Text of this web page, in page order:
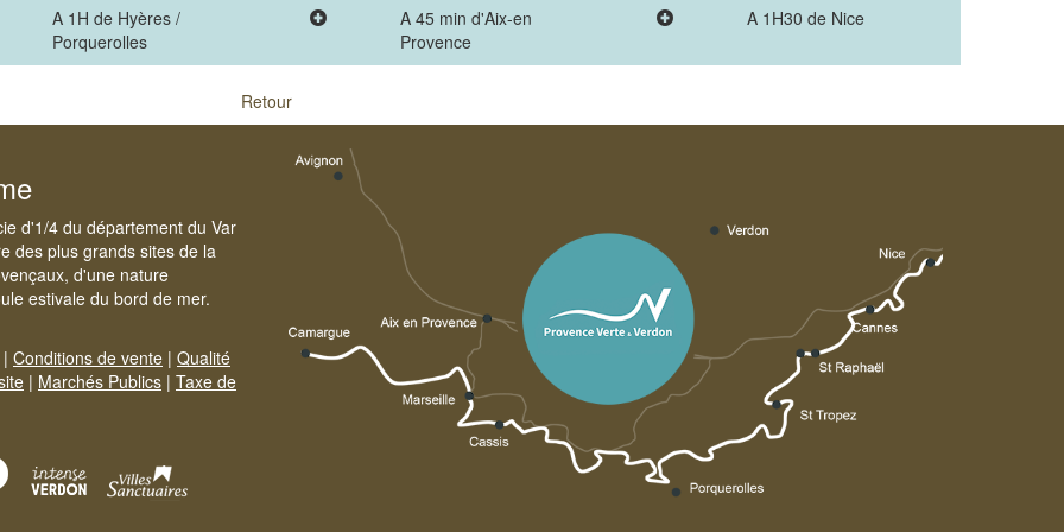
A 1H de Hyères /
Porquerolles
A 45 min d'Aix-en
Provence
A 1H30 de Nice
Retour
d'1/4 du département du Var
des plus grands sites de la
d'une nature
estivale du bord de mer.
| Conditions de vente | Qualité
| Marchés Publics | Taxe de